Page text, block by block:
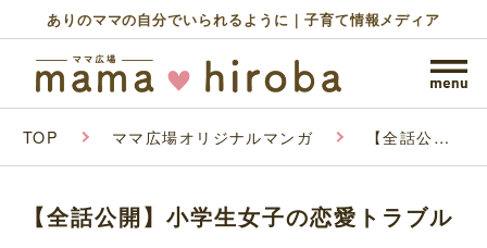
ありのママの自分でいられるように｜子育て情報メディア
TOP ママ広場オリジナルマンガ 【全話公
女子の恋愛
【全話公開】小学生女子の恋愛トラブル